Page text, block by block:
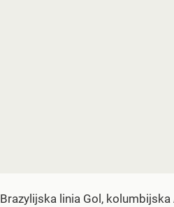
Brazylijska linia Gol, kolumbijska